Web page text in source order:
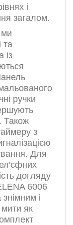
і
загалом.
ми
та
із
ручки
Також
з
Для
догляду
6006
і
мити як